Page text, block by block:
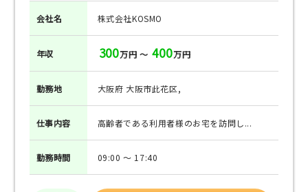
会社名 株式会社KOSMO
年収 300万円 ～ 400万円
勤務地 大阪府 大阪市此花区,
仕事内容 高齢者である利用者様のお宅を訪問し...
勤務時間 09:00 ～ 17:40